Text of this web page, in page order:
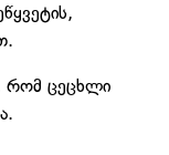
რომ ცეცხლი